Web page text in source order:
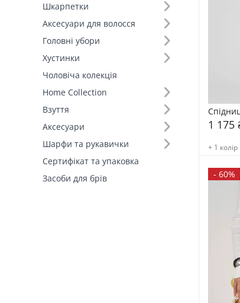
Шкарпетки
Аксесуари для волосся
Головні убори
Хустинки
Чоловіча колекція
Home Collection
Взуття
Аксесуари
Шарфи та рукавички
Сертифікат та упаковка
Засоби для брів
Розмір (7)
Основний колір (13)
Виробник (1)
FAMO, власне виробництво (22)
1 175
+ 1 колір
- 60%